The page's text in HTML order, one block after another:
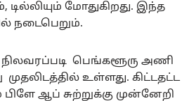
டில்லியும் மோதுகிறது. இந்த
நடைபெறும்.
பெங்களூரு அணி
முதலிடத்தில் உள்ளது. கிட்டதட்ட
ஆப் சுற்றுக்கு முன்னேறி